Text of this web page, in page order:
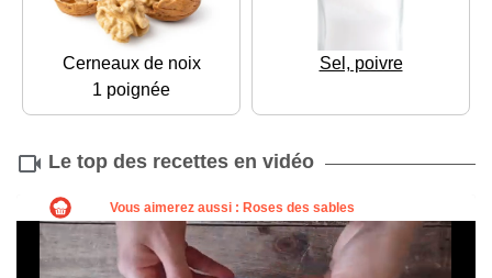
Cerneaux de noix
1 poignée
Sel, poivre
Le top des recettes en vidéo